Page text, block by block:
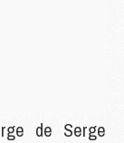
de Serge